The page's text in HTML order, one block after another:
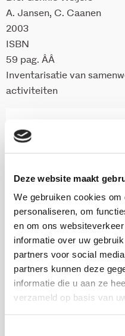
Deze website maakt
We gebruiken cookies
personaliseren, om
en om ons
informatie over uw
partners voor social
partners kunnen deze
informatie die u aan ze
verzameld op basis van
A. Jansen, C. Caanen
2003
ISBN
59 pag. ÂÂ
Inventarisatie van
activiteiten
Onderzoekers
Hugo Swinnen
Gonnie Weijers
In samenwerking